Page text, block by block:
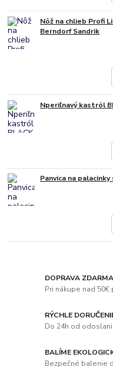
Nôž na chlieb Profi
Berndorf Sandrik
Nperiľnavý kastról
Panvica na
DOPRAVA ZDARMA
Pri nákupe nad
RÝCHLE
Do 24h od
BALÍME
Bezpečné balenie